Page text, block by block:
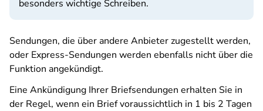
besonders wichtige Schreiben.
Sendungen, die über andere Anbieter zugestellt werden,
oder Express-Sendungen werden ebenfalls nicht über die
Funktion angekündigt.
Eine Ankündigung Ihrer Briefsendungen erhalten Sie in
der Regel, wenn ein Brief voraussichtlich in 1 bis 2 Tagen